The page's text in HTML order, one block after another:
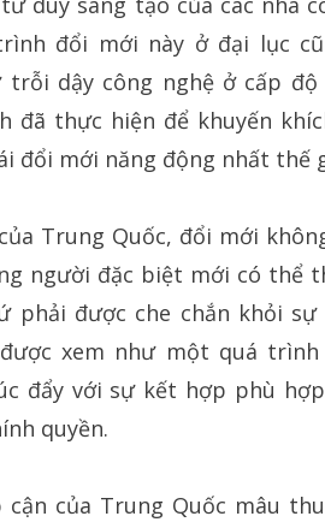
đổi mới này ở đại lục
trỗi dậy công nghệ ở cấp
đã thực hiện để khuyến
đổi mới năng động nhất thế
Trung Quốc, đổi mới
người đặc biệt mới có thể
phải được che chắn khỏi
xem như một quá
đẩy với sự kết hợp phù
quyền.
cận của Trung Quốc mâu